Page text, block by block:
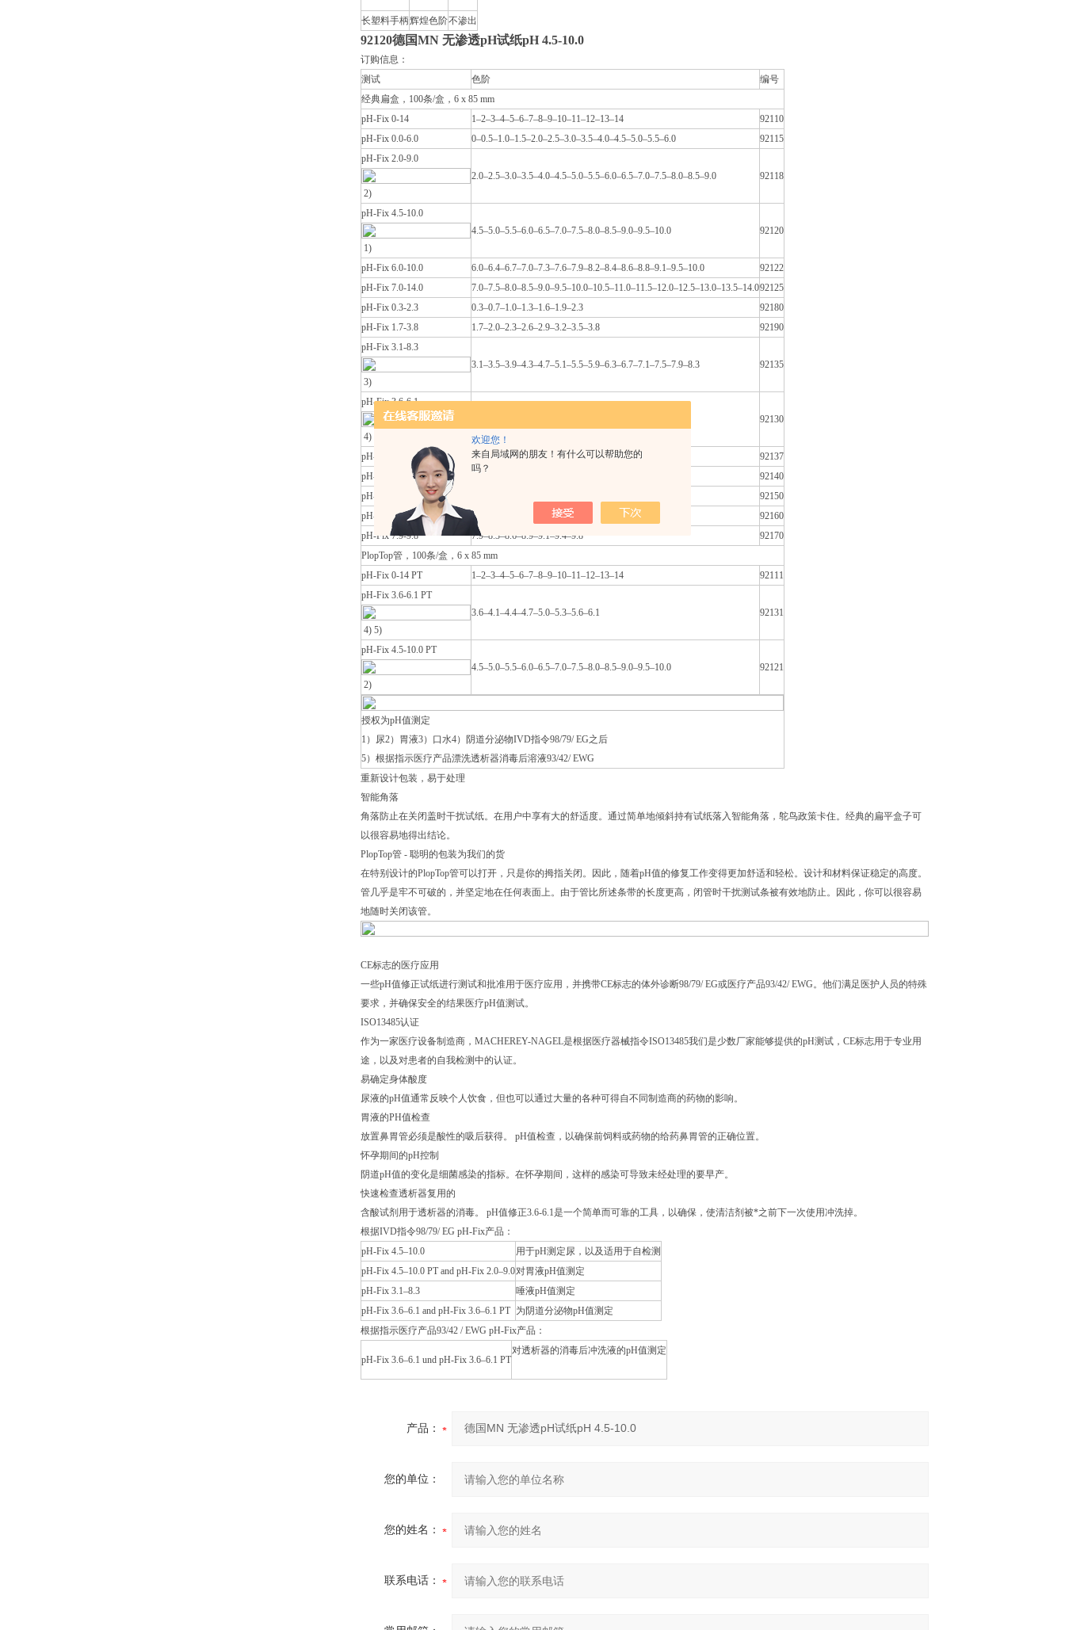
欢迎您！
来自局域网的朋友！有什么可以帮助您的
吗？
长塑料手柄辉煌色阶不渗出
92120德国MN 无渗透pH试纸pH 4.5-10.0
订购信息：
测试
色阶
编号
经典扁盒，100条/盒，6 x 85 mm
pH-Fix 0-14
1–2–3–4–5–6–7–8–9–10–11–12–13–14
92110
pH-Fix 0.0-6.0
0–0.5–1.0–1.5–2.0–2.5–3.0–3.5–4.0–4.5–5.0–5.5–6.0
92115
pH-Fix 2.0-9.0
2)
2.0–2.5–3.0–3.5–4.0–4.5–5.0–5.5–6.0–6.5–7.0–7.5–8.0–8.5–9.0 92118
pH-Fix 4.5-10.0
1)
4.5–5.0–5.5–6.0–6.5–7.0–7.5–8.0–8.5–9.0–9.5–10.0 92120
pH-Fix 6.0-10.0 6.0–6.4–6.7–7.0–7.3–7.6–7.9–8.2–8.4–8.6–8.8–9.1–9.5–10.0
92122
pH-Fix 7.0-14.0
7.0–7.5–8.0–8.5–9.0–9.5–10.0–10.5–11.0–11.5–12.0–12.5–13.0–13.5–14.092125
pH-Fix 0.3-2.3
0.3–0.7–1.0–1.3–1.6–1.9–2.3
92180
pH-Fix 1.7-3.8
1.7–2.0–2.3–2.6–2.9–3.2–3.5–3.8
92190
pH-Fix 3.1-8.3
3)
3.1–3.5–3.9–4.3–4.7–5.1–5.5–5.9–6.3–6.7–7.1–7.5–7.9–8.3 92135
pH-Fix 3.6-6.1
4) 5)
92130
pH-Fix 4.0-7.0 4.0–4.4–4.7–5.0–5.3–5.5–5.8–6.1–6.5–7.0
92137
pH-Fix 5.1-7.2
5.1–5.4–5.7–6.0–6.3–6.6–6.9–7.2
92140
pH-Fix 6.0-7.7
92150
pH-Fix 7.5-9.5
7.5–7.9–8.2–8.4–8.6–8.8–9.1–9.5
92160
pH-Fix 7.9-9.8
7.9–8.3–8.6–8.9–9.1–9.4–9.8
92170
PlopTop管，100条/盒，6 x 85 mm
pH-Fix 0-14 PT
1–2–3–4–5–6–7–8–9–10–11–12–13–14
92111
pH-Fix 3.6-6.1 PT
4) 5)
3.6–4.1–4.4–4.7–5.0–5.3–5.6–6.1 92131
pH-Fix 4.5-10.0 PT
2)
4.5–5.0–5.5–6.0–6.5–7.0–7.5–8.0–8.5–9.0–9.5–10.0 92121
授权为pH值测定
1）尿2）胃液3）口水4）阴道分泌物IVD指令98/79/ EG之后
5）根据指示医疗产品漂洗透析器消毒后溶液93/42/ EWG
重新设计包装，易于处理
智能角落
角落防止在关闭盖时干扰试纸。在用户中享有大的舒适度。通过简单地倾斜持有试纸落入智能角落，鸵鸟政策卡住。经典的扁平盒子可
以很容易地得出结论。
PlopTop管 - 聪明的包装为我们的货
在特别设计的PlopTop管可以打开，只是你的拇指关闭。因此，随着pH值的修复工作变得更加舒适和轻松。设计和材料保证稳定的高度。
管几乎是牢不可破的，并坚定地在任何表面上。由于管比所述条带的长度更高，闭管时干扰测试条被有效地防止。因此，你可以很容易
地随时关闭该管。
CE标志的医疗应用
一些pH值修正试纸进行测试和批准用于医疗应用，并携带CE标志的体外诊断98/79/ EG或医疗产品93/42/ EWG。他们满足医护人员的特殊
要求，并确保安全的结果医疗pH值测试。
ISO13485认证
作为一家医疗设备制造商，MACHEREY-NAGEL是根据医疗器械指令ISO13485我们是少数厂家能够提供的pH测试，CE标志用于专业用
途，以及对患者的自我检测中的认证。
易确定身体酸度
尿液的pH值通常反映个人饮食，但也可以通过大量的各种可得自不同制造商的药物的影响。
胃液的PH值检查
放置鼻胃管必须是酸性的吸后获得。 pH值检查，以确保前饲料或药物的给药鼻胃管的正确位置。
怀孕期间的pH控制
阴道pH值的变化是细菌感染的指标。在怀孕期间，这样的感染可导致未经处理的要早产。
快速检查透析器复用的
含酸试剂用于透析器的消毒。 pH值修正3.6-6.1是一个简单而可靠的工具，以确保，使清洁剂被*之前下一次使用冲洗掉。
根据IVD指令98/79/ EG pH-Fix产品：
pH-Fix 4.5–10.0
用于pH测定尿，以及适用于自检测
pH-Fix 4.5–10.0 PT and pH-Fix 2.0–9.0对胃液pH值测定
pH-Fix 3.1–8.3
唾液pH值测定
pH-Fix 3.6–6.1 and pH-Fix 3.6–6.1 PT 为阴道分泌物pH值测定
根据指示医疗产品93/42 / EWG pH-Fix产品：
pH-Fix 3.6–6.1 und pH-Fix 3.6–6.1 PT
对透析器的消毒后冲洗液的pH值测定
产品：
您的单位：
您的姓名：
联系电话：